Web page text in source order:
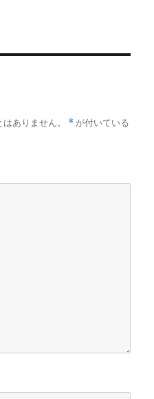
ありません。 * が付いている